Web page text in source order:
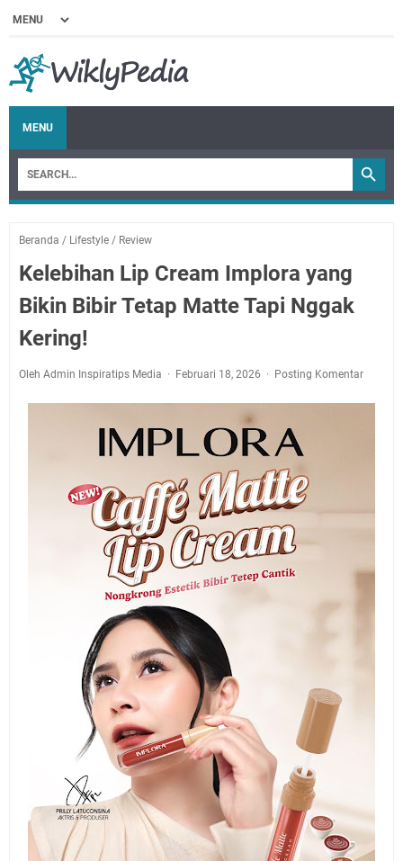
MENU
Beranda / Lifestyle / Review
Kelebihan Lip Cream Implora yang
Bikin Bibir Tetap Matte Tapi Nggak
Kering!
Oleh Admin Inspiratips Media Februari 18, 2026 Posting Komentar